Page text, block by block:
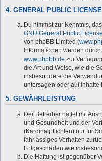
4. GENERAL PUBLIC LICENSE
Du nimmst zur Kenntnis,
GNU General Public
von phpBB Limited (
Informationen werden
www.phpbb.de zur
die Art und Weise, wie die
insbesondere die
untersagen oder auf Inhalte
5. GEWÄHRLEISTUNG
Der Betreiber haftet mit
und Gesundheit und der
(Kardinalpflichten) nur für
fahrlässiges Verhalten
Folgeschäden wie
Die Haftung ist gegenüber